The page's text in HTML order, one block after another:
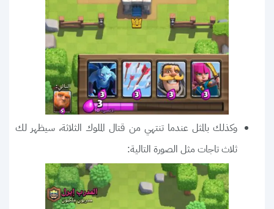
وكذلك بالمثل عندما تنتهي من قتال الملوك الثلاثة، سيظهر لك
ثلاث تاجات مثل الصورة التالية: